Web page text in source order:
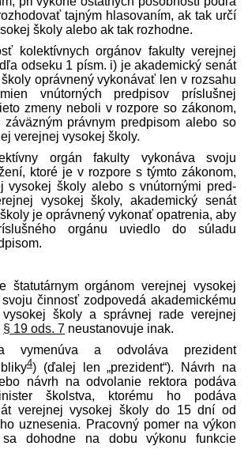
tajným hlasovaním, ak tak určí
školy alebo ak tak rozhodne.
kolektívnych orgánov fakulty verejnej
odseku 1 písm. i) je akademický senát
oprávnený vykonávať len v rozsahu
vnútorných pred­pisov príslušnej
zmeny neboli v rozpore so zákonom,
záväzným právnym pred­pisom alebo so
verejnej vysokej školy.
orgán fakulty vykonáva svoju
ktoré je v rozpore s týmto zákonom,
vysokej školy alebo s vnútornými pred­
vysokej školy, akademický senát
je oprávnený vykonať opatrenia, aby
orgánu uviedlo do súladu
štatutárnym orgánom verejnej vysokej
činnosť zodpovedá akademickému
školy a správnej rade verejnej
§ 19 ods. 7 neustanovuje inak.
vymenúva a odvoláva prezident
4)(ďalej len „prezident“). Návrh na
návrh na odvolanie rektora podáva
školstva, ktorému ho podáva
verejnej vysokej školy do 15 dní od
uznesenia. Pracovný pomer na výkon
sa dohodne na dobu výkonu funkcie